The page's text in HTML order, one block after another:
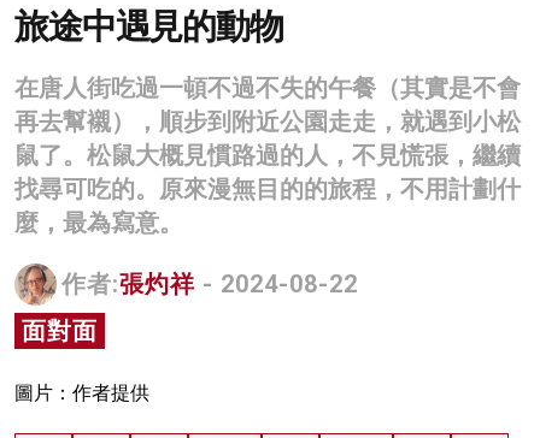
生活
商業
科技
影片
名家榜
灼見活動
旅途中遇見的動物
在唐人街吃過一頓不過不失的午餐（其實是不會
再去幫襯），順步到附近公園走走，就遇到小松
鼠了。松鼠大概見慣路過的人，不見慌張，繼續
找尋可吃的。原來漫無目的的旅程，不用計劃什
麼，最為寫意。
作者:張灼祥 - 2024-08-22
面對面
圖片：作者提供